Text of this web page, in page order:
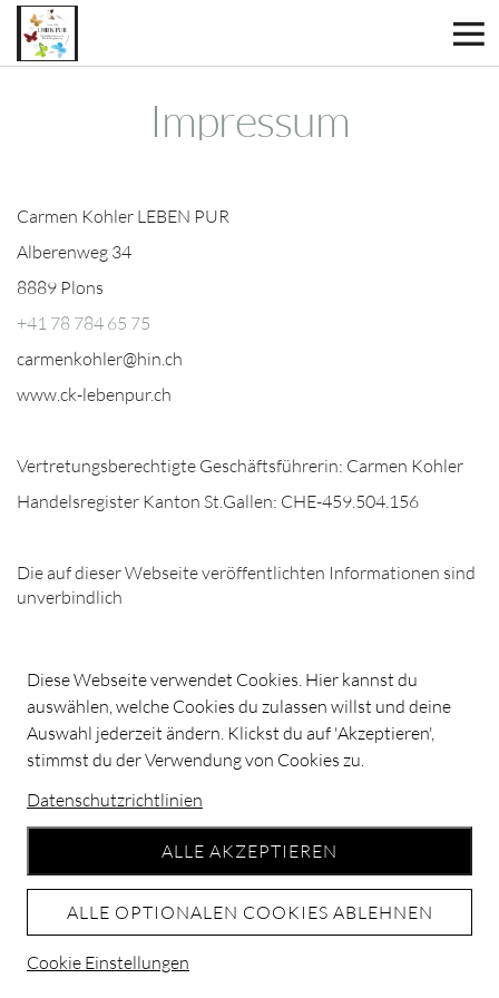
Impressum
Carmen Kohler LEBEN PUR
Alberenweg 34
8889 Plons
+41 78 784 65 75
carmenkohler@hin.ch
www.ck-lebenpur.ch
Vertretungsberechtigte Geschäftsführerin: Carmen Kohler
Handelsregister Kanton St.Gallen: CHE-459.504.156
Die auf dieser Webseite veröffentlichten Informationen sind
unverbindlich
Diese Webseite verwendet Cookies. Hier kannst du
auswählen, welche Cookies du zulassen willst und deine
Auswahl jederzeit ändern. Klickst du auf 'Akzeptieren',
stimmst du der Verwendung von Cookies zu.
Datenschutzrichtlinien
ALLE AKZEPTIEREN
ALLE OPTIONALEN COOKIES ABLEHNEN
Cookie Einstellungen